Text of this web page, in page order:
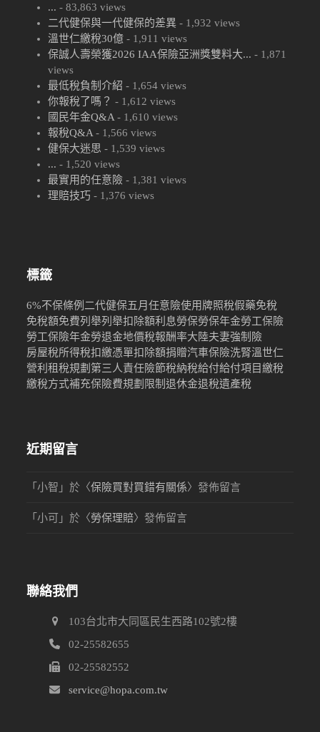
... - 83,863 views
二代健保與一代健保的差異 - 1,932 views
溫世仁繳稅30億 - 1,911 views
保誠人壽榮獲2026 IAA保險亞洲獎雙料大... - 1,871
views
最低稅負制介紹 - 1,654 views
你報稅了嗎？ - 1,612 views
國民年金Q&A- 1,610 views
報稅Q&A- 1,566 views
健保大迷思 - 1,539 views
... - 1,520 views
最實用的任意險 - 1,381 views
理賠技巧 - 1,376 views
標籤
6%不保條例 二代健保五月任意險使用牌照稅假藥免稅
免稅額免費列舉列舉扣除額利息勞保勞保年金勞工保險
勞工保險年金勞退金地價稅報酬率大陸夫妻強制險
房屋稅所得稅扣繳憑單扣除額捐贈汽車保險洗腎溫世仁
營利租稅規劃 第三人責任險節稅納稅給付給付項目繳稅
繳稅方式補充保險費規劃限制退休金退稅遺產稅
近期留言
「小智 」於〈保險買對買錯有關係〉發佈留言
「小可 」於〈勞保理賠〉發佈留言
聯絡我們
103台北市大同區民生西路102號2樓
02-25582655
02-25582552
service@hopa.com.tw